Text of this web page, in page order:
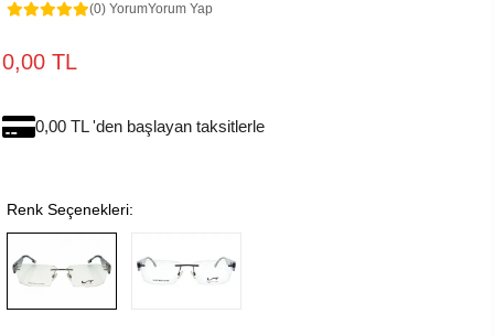
(0) YorumYorum Yap
0,00 TL
0,00 TL 'den başlayan taksitlerle
Renk Seçenekleri: